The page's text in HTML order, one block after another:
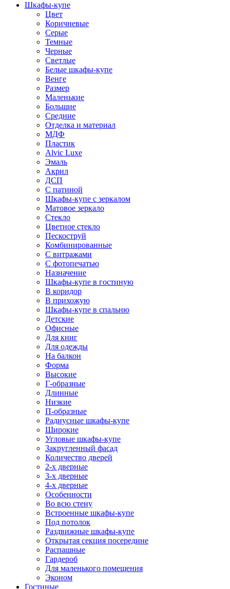
Шкафы-купе
Цвет
Коричневые
Серые
Темные
Черные
Светлые
Белые шкафы-купе
Венге
Размер
Маленькие
Большие
Средние
Отделка и материал
МДФ
Пластик
Alvic Luxe
Эмаль
Акрил
ДСП
С патиной
Шкафы-купе с зеркалом
Матовое зеркало
Стекло
Цветное стекло
Пескоструй
Комбинированные
С витражами
С фотопечатью
Назначение
Шкафы-купе в гостиную
В коридор
В прихожую
Шкафы-купе в спальню
Детские
Офисные
Для книг
Для одежды
На балкон
Форма
Высокие
Г-образные
Длинные
Низкие
П-образные
Радиусные шкафы-купе
Широкие
Угловые шкафы-купе
Закругленный фасад
Количество дверей
2-х дверные
3-х дверные
4-х дверные
Особенности
Во всю стену
Встроенные шкафы-купе
Под потолок
Раздвижные шкафы-купе
Открытая секция посередине
Распашные
Гардероб
Для маленького помещения
Эконом
Гостиные